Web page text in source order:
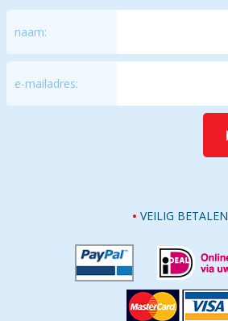
naam:
e-mailadres:
VEILIG BETALEN